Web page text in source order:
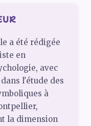
a été rédigée
en
avec
l'étude des
à
la dimension